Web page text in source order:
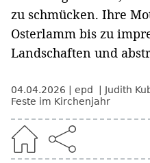
zu schmücken. Ihre
Osterlamm bis zu
Landschaften und
04.04.2026 epd
Judith
Feste im Kirchenjahr